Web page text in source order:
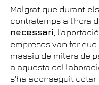
Malgrat que durant
contratemps a l'hora
necessari,
empreses van fer
massiu de milers de
a aquesta
s'ha aconseguit